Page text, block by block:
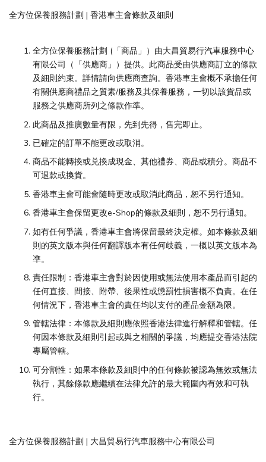
全方位保養服務計劃 | 香港車主會條款及細則
全方位保養服務計劃 (「商品」）由大昌貿易行汽車服務中心
有限公司（「供應商」）提供。此商品受由供應商訂立的條款
及細則約束。詳情請向供應商查詢。香港車主會概不承擔任何
有關供應商禮品之質素/服務及其保養服務，一切以該貨品或
服務之供應商所列之條款作準。
此商品及推廣數量有限，先到先得，售完即止。
已確定的訂單不能更改或取消。
商品不能轉換或兑換成現金、其他禮券、商品或積分。商品不
可退款或換貨。
香港車主會可能會隨時更改或取消此商品，恕不另行通知。
香港車主會保留更改e-Shop的條款及細則，恕不另行通知。
如有任何爭議，香港車主會將保留最終決定權。如本條款及細
則的英文版本與任何翻譯版本有任何歧義，一概以英文版本為
凖。
責任限制：香港車主會對於因使用或無法使用本產品而引起的
任何直接、間接、附帶、後果性或懲罰性損害概不負責。在任
何情況下，香港車主會的責任均以支付的產品金額為限。
管轄法律：本條款及細則應依照香港法律進行解釋和管轄。任
何因本條款及細則引起或與之相關的爭議，均應提交香港法院
專屬管轄。
可分割性：如果本條款及細則中的任何條款被認為無效或無法
執行，其餘條款應繼續在法律允許的最大範圍內有效和可執
行。
全方位保養服務計劃 | 大昌貿易行汽車服務中心有限公司